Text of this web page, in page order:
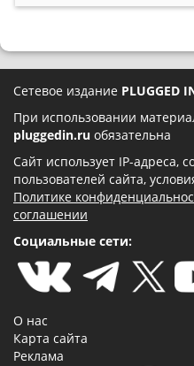
Сетевое издание PLUGGED
При использовании
pluggedin.ru обязательна
Сайт использует IP-адреса,
пользователей сайта,
Политике
соглашении
Социальные сети:
О нас
Карта сайта
Реклама